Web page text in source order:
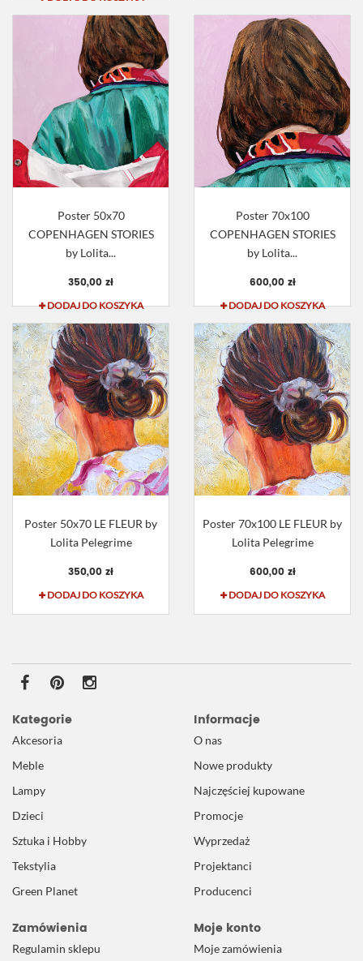
Poster 50x70
COPENHAGEN STORIES
by Lolita...
350,00 zł
DODAJ DO KOSZYKA
Poster 70x100
COPENHAGEN STORIES
by Lolita...
600,00 zł
DODAJ DO KOSZYKA
Poster 50x70 LE FLEUR by
Lolita Pelegrime
350,00 zł
DODAJ DO KOSZYKA
Poster 70x100 LE FLEUR by
Lolita Pelegrime
600,00 zł
DODAJ DO KOSZYKA
Kategorie
Akcesoria
Meble
Lampy
Dzieci
Sztuka i Hobby
Tekstylia
Green Planet
Informacje
O nas
Nowe produkty
Najczęściej kupowane
Promocje
Wyprzedaż
Projektanci
Producenci
Zamówienia
Regulamin sklepu
Moje konto
Moje zamówienia